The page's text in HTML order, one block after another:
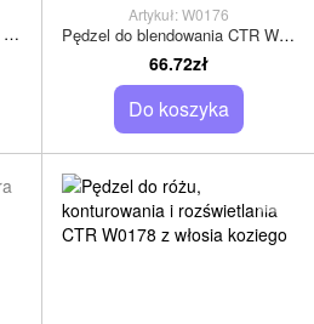
Рędzel do cieni CTR W0174 z naturalnym włosiem z szopki raccoon
Artykuł: W0176
Pędzel do blendowania CTR W0176 z włosia jenota
66.72zł
Do koszyka